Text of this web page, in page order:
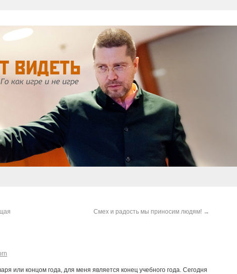
Смех и радость мы приносим людям! →
или концом года, для меня является конец учебного года. Сегодня